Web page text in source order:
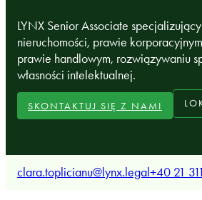
LYNX Senior Associate
nieruchomości, prawie
prawie handlowym, rozwiązywaniu
własności intelektualnej.
SKONTAKTUJ SIĘ Z NAMI
clara.toplicianu@lynx.legal+40 21